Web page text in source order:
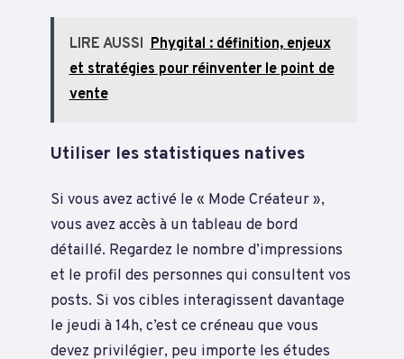
LIRE AUSSI Phygital : définition, enjeux
et stratégies pour réinventer le point de
vente
Utiliser les statistiques natives
Si vous avez activé le « Mode Créateur »,
vous avez accès à un tableau de bord
détaillé. Regardez le nombre d’impressions
et le profil des personnes qui consultent vos
posts. Si vos cibles interagissent davantage
le jeudi à 14h, c’est ce créneau que vous
devez privilégier, peu importe les études